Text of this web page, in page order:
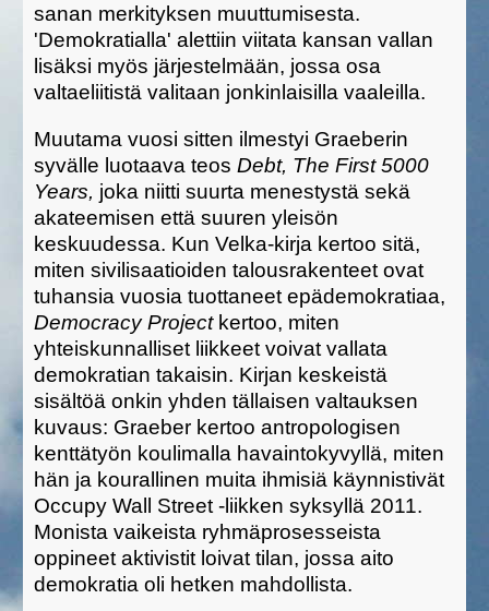
sanan merkityksen muuttumisesta.
'Demokratialla' alettiin viitata kansan vallan
lisäksi myös järjestelmään, jossa osa
valtaeliitistä valitaan jonkinlaisilla vaaleilla.
Muutama vuosi sitten ilmestyi Graeberin
syvälle luotaava teos Debt, The First 5000
Years, joka niitti suurta menestystä sekä
akateemisen että suuren yleisön
keskuudessa. Kun Velka-kirja kertoo sitä,
miten sivilisaatioiden talousrakenteet ovat
tuhansia vuosia tuottaneet epädemokratiaa,
Democracy Project kertoo, miten
yhteiskunnalliset liikkeet voivat vallata
demokratian takaisin. Kirjan keskeistä
sisältöä onkin yhden tällaisen valtauksen
kuvaus: Graeber kertoo antropologisen
kenttätyön koulimalla havaintokyvyllä, miten
hän ja kourallinen muita ihmisiä käynnistivät
Occupy Wall Street -liikken syksyllä 2011.
Monista vaikeista ryhmäprosesseista
oppineet aktivistit loivat tilan, jossa aito
demokratia oli hetken mahdollista.